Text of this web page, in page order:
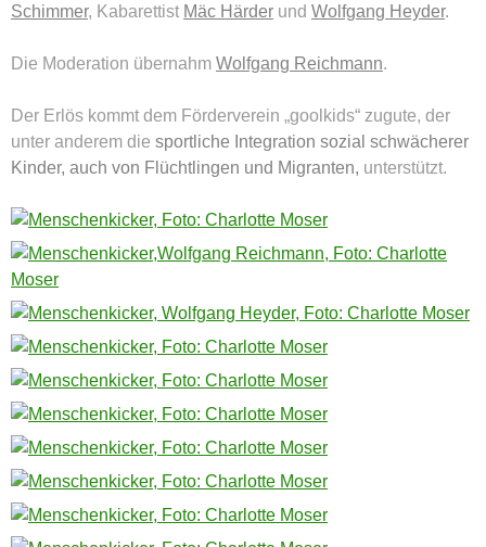
Schimmer, Kabarettist Mäc Härder und Wolfgang Heyder.
Die Moderation übernahm Wolfgang Reichmann.
Der Erlös kommt dem Förderverein „goolkids“ zugute, der
unter anderem die sportliche Integration sozial schwächerer
Kinder, auch von Flüchtlingen und Migranten, unterstützt.